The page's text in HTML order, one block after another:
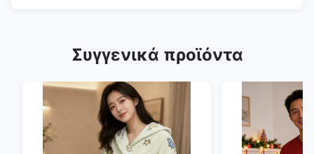
Συγγενικά προϊόντα